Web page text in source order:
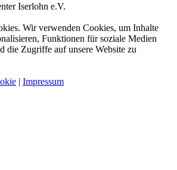
Iserlohn e.V.
Wir verwenden Cookies, um Inhalte
Funktionen für soziale Medien
die Zugriffe auf unsere Website zu
| Impressum